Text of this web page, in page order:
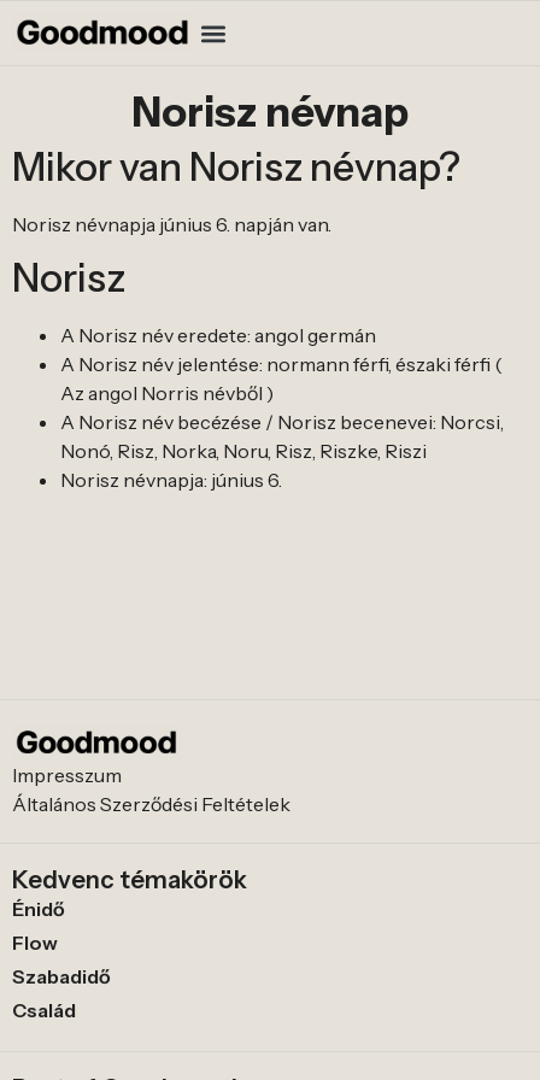
Norisz névnap
Mikor van Norisz névnap?
Norisz névnapja június 6. napján van.
Norisz
A Norisz név eredete: angol germán
A Norisz név jelentése: normann férfi, északi férfi (
Az angol Norris névből )
A Norisz név becézése / Norisz becenevei: Norcsi,
Nonó, Risz, Norka, Noru, Risz, Riszke, Riszi
Norisz névnapja: június 6.
Impresszum
Általános Szerződési Feltételek
Kedvenc témakörök
Énidő
Flow
Szabadidő
Család